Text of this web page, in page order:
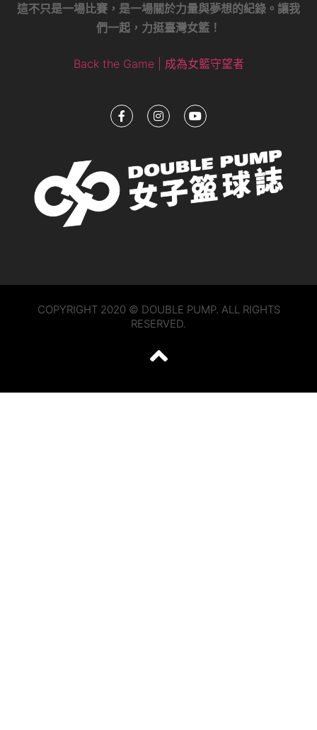
這不只是一場比賽，是一場關於力量與夢想的紀錄。讓我
們一起，力挺臺灣女籃！
Back the Game | 成為女籃守望者
COPYRIGHT 2020 © DOUBLE PUMP. ALL RIGHTS
RESERVED.